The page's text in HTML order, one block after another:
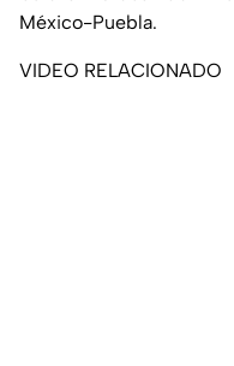
México-Puebla.
VIDEO RELACIONADO